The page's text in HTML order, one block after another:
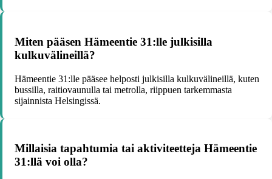
Miten pääsen Hämeentie 31:lle julkisilla
kulkuvälineillä?
Hämeentie 31:lle pääsee helposti julkisilla kulkuvälineillä, kuten
bussilla, raitiovaunulla tai metrolla, riippuen tarkemmasta
sijainnista Helsingissä.
Millaisia tapahtumia tai aktiviteetteja Hämeentie
31:llä voi olla?